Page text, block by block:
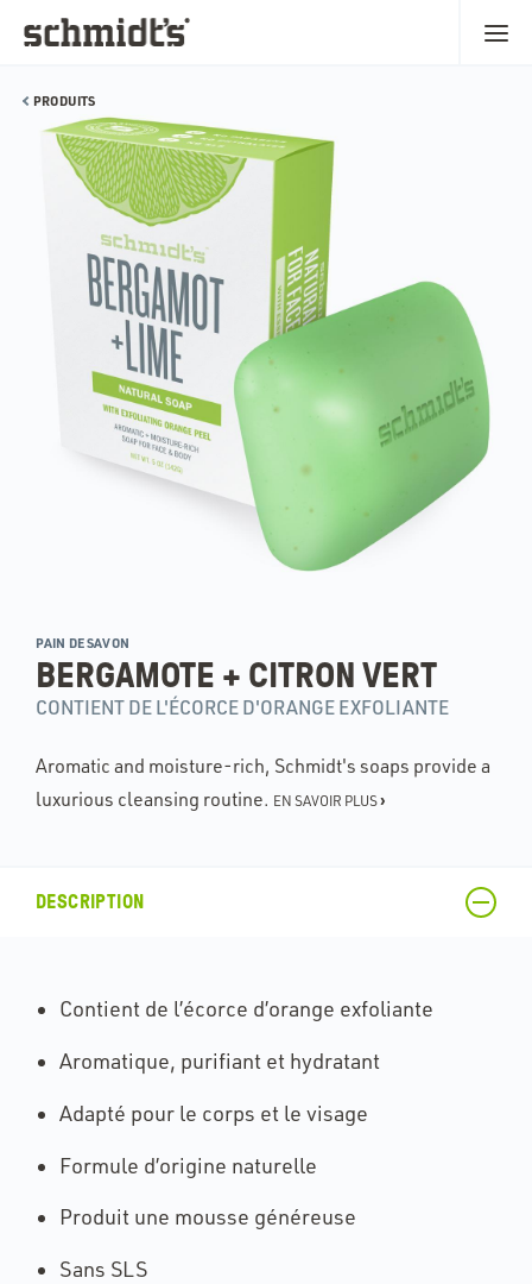
PRODUITS
PAIN DE SAVON
BERGAMOTE + CITRON VERT
CONTIENT DE L'ÉCORCE D'ORANGE EXFOLIANTE
Aromatic and moisture-rich, Schmidt's soaps provide a
luxurious cleansing routine. EN SAVOIR PLUS›
DESCRIPTION
Contient de l’écorce d’orange exfoliante
Aromatique, purifiant et hydratant
Adapté pour le corps et le visage
Formule d’origine naturelle
Produit une mousse généreuse
Sans SLS